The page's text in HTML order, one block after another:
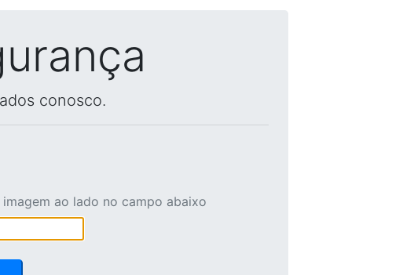
conosco.
ao lado no campo abaixo